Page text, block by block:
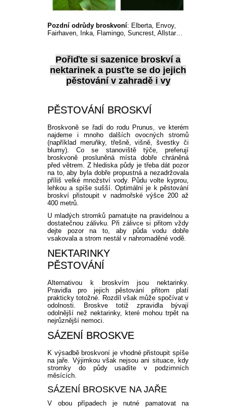
PLEKTRANT
SCAEVOLA
OSTRUHATKA
HELICHRYSUM
OSTEOSPERMUM
ISOTOMA
VITÁLKA
PRYŠEC
EURYOPS
VĚJÍŘOVKA
TAŘICE
NETÝKAVKA
POPENEC
Pozdní odrůdy broskvoní: Elberta, Envoy,
Fairhaven, Inka, Flamingo, Suncrest, Allstar…
Pořiďte si sazenice broskví a
nektarinek a pusťte se do jejich
pěstování v zahradě i vy
PĚSTOVÁNÍ BROSKVÍ
Broskvoně se řadí do rodu Prunus, ve kterém
najdeme i mnoho dalších ovocných stromů
(například meruňky, třešně, višně, švestky či
blumy). Co se stanoviště týče, preferují
broskvoně prosluněná místa dobře chráněná
před větrem. Z hlediska půdy je třeba dát pozor
na to, aby byla dobře propustná a nezadržovala
příliš velké množství vody. Půdu volte kyprou,
lehkou a spíše sušší. Optimální je k pěstování
broskví přistoupit v nadmořské výšce 200 až
400 metrů.
U mladých stromků pamatujte na pravidelnou a
dostatečnou zálivku. Při zálivce si přitom vždy
dejte pozor na to, aby půda vodu dobře
vsakovala a strom nestál v nahromaděné vodě.
NEKTARINKY
PĚSTOVÁNÍ
Alternativou k broskvím jsou nektarinky.
Pravidla pro jejich pěstování přitom platí
prakticky totožné. Rozdíl však může spočívat v
odolnosti. Broskve totiž zpravidla bývají
odolnější než nektarinky, které mohou trpět na
nejrůznější nemoci.
SÁZENÍ BROSKVE
K výsadbě broskvoní je vhodné přistoupit spíše
na jaře. Výjimkou však nejsou ani situace, kdy
stromky do půdy usadíte v podzimních
měsících.
SÁZENÍ BROSKVE NA JAŘE
V obou případech je nutné pamatovat na